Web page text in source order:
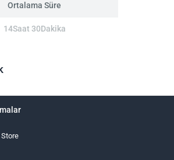
Ortalama Süre
14Saat 30Dakika